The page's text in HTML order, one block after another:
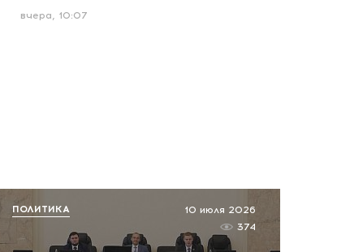
вчера, 10:07
10 июля 2026
374
ПОЛИТИКА